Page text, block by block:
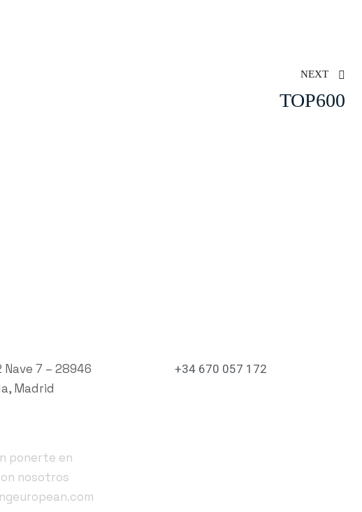
NEXT
TOP600
Nave 7 – 28946
Madrid
ponerte en
nosotros
+34 670 057 172